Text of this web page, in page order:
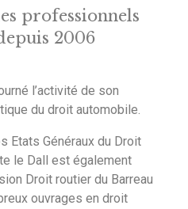
professionnels
2006
l’activité de son
du droit automobile.
Etats Généraux du Droit
le Dall est également
Droit routier du Barreau
ouvrages en droit